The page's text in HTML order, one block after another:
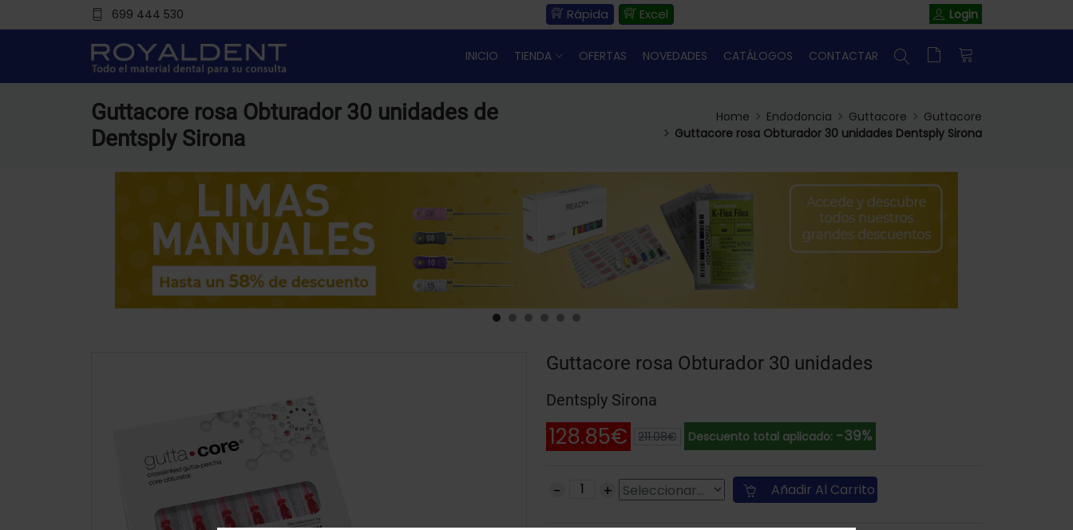
699 444 530 Rápida Excel Login
INICIO TIENDA OFERTAS NOVEDADES CATÁLOGOS CONTACTAR
Guttacore rosa Obturador 30 unidades de
Dentsply Sirona
Home Endodoncia Guttacore
Guttacore
Guttacore rosa Obturador 30 unidades Dentsply Sirona
Guttacore rosa Obturador 30 unidades
Dentsply Sirona
128.85€ 211.08€ Descuento total aplicado: -39%
Añadir Al Carrito